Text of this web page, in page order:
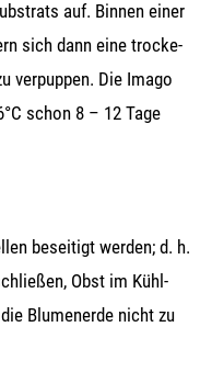
auf. Bin­nen einer
sich dann eine tro­cke­
ver­pup­pen. Die Ima­go
schon 8 – 12 Tage
besei­tigt wer­den; d. h.
Obst im Kühl­
Blu­men­er­de nicht zu